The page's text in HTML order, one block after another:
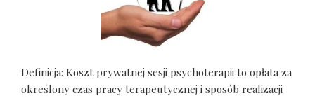
Definicja: Koszt prywatnej sesji psychoterapii to opłata za
określony czas pracy terapeutycznej i sposób realizacji